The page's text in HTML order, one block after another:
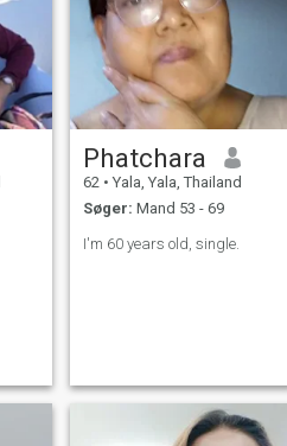
Phatchara
62 • Yala, Yala, Thailand
Søger: Mand 53 - 69
I'm 60 years old, single.